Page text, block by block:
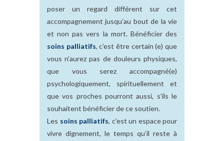
poser un regard différent sur cet
accompagnement jusqu’au bout de la vie
et non pas vers la mort. Bénéficier des
soins palliatifs, c’est être certain (e) que
vous n’aurez pas de douleurs physiques,
que vous serez accompagné(e)
psychologiquement, spirituellement et
que vos proches pourront aussi, s’ils le
souhaitent bénéficier de ce soutien.
Les soins palliatifs, c’est un espace pour
vivre dignement, le temps qu’il reste à